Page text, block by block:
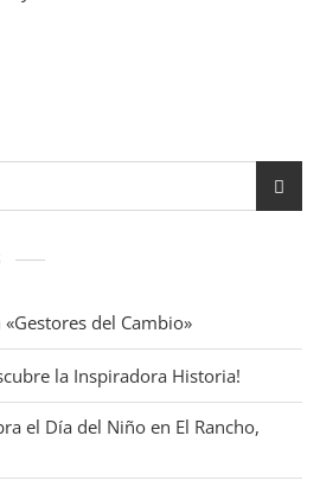
del Cambio»
la Inspiradora Historia!
el Día del Niño en El Rancho,